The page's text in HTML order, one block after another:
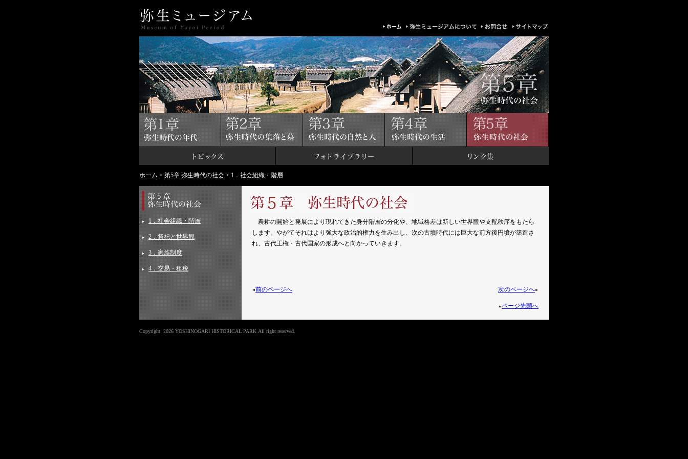
ホーム > 第5章 弥生時代の社会 > 1．社会組織・階層
1．社会組織・階層
2．祭祀と世界観
3．家族制度
4．交易・租税
農耕の開始と発展により現れてきた身分階層の分化や、地域格差は新しい世界観や支配秩序をもたら
します。やがてそれはより強大な政治的権力を生み出し、次の古墳時代には巨大な前方後円墳が築造さ
れ、古代王権・古代国家の形成へと向かっていきます。
前のページへ 次のページへ
ページ先頭へ
Copyright 2026 YOSHINOGARI HISTORICAL PARK All right reserved.